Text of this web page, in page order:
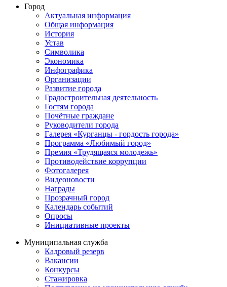
Город
Актуальная информация
Общая информация
История
Устав
Символика
Экономика
Инфографика
Организации
Развитие города
Градостроительная деятельность
Гостям города
Почётные граждане
Руководители города
Галерея «Курганцы - гордость города»
Программа «Любимый город»
Премия «Трудящаяся молодежь»
Противодействие коррупции
Фотогалерея
Видеоновости
Награды
Прозрачный город
Календарь событий
Опросы
Инициативные проекты
Муниципальная служба
Кадровый резерв
Вакансии
Конкурсы
Стажировка